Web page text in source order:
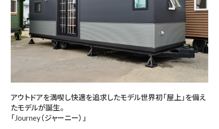
アウトドアを満喫し快適を追求したモデル世界初「屋上」を備え
たモデルが誕生。
「Journey（ジャーニー）」